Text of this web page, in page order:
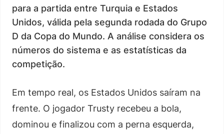
para a partida entre Turquia e Estados
Unidos, válida pela segunda rodada do Grupo
D da Copa do Mundo. A análise considera os
números do sistema e as estatísticas da
competição.
Em tempo real, os Estados Unidos saíram na
frente. O jogador Trusty recebeu a bola,
dominou e finalizou com a perna esquerda,